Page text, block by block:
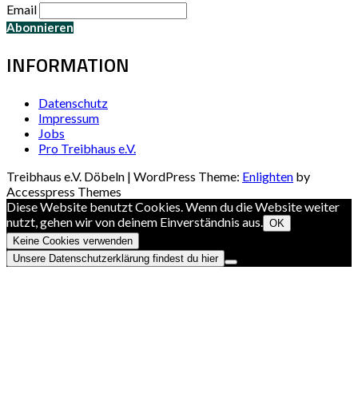
Email
INFORMATION
Datenschutz
Impressum
Jobs
Pro Treibhaus e.V.
Treibhaus e.V. Döbeln | WordPress Theme: Enlighten by
Accesspress Themes
Diese Website benutzt Cookies. Wenn du die Website weiter
nutzt, gehen wir von deinem Einverständnis aus.
OK
Keine Cookies verwenden
Unsere Datenschutzerklärung findest du hier